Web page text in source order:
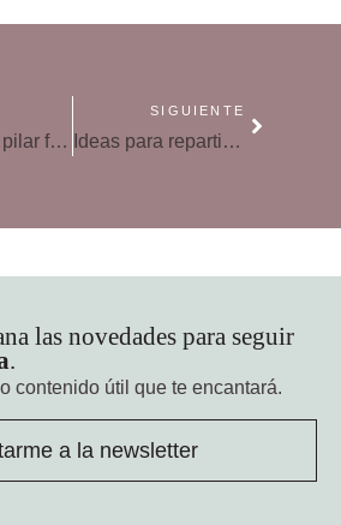
Diálogo, un pilar fundamental en la convivencia familiar
SIGUIENTE
Ideas para repartir las tareas del hogar entre toda la familia
las novedades para seguir
.
contenido útil que te encantará.
a la newsletter